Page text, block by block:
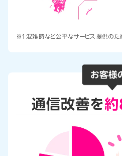
※1 混雑時など公平なサービス提供のた